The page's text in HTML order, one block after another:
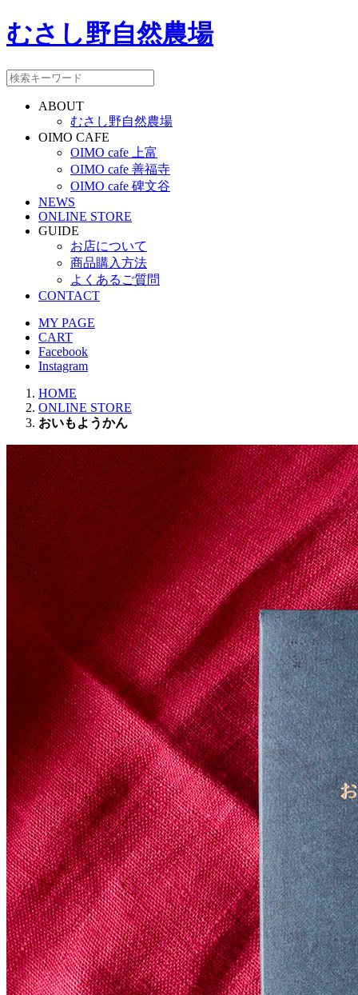
むさし野自然農場
ABOUT
むさし野自然農場
OIMO CAFE
OIMO cafe 上富
OIMO cafe 善福寺
OIMO cafe 碑文谷
NEWS
ONLINE STORE
GUIDE
お店について
商品購入方法
よくあるご質問
CONTACT
MY PAGE
CART
Facebook
Instagram
HOME
ONLINE STORE
おいもようかん